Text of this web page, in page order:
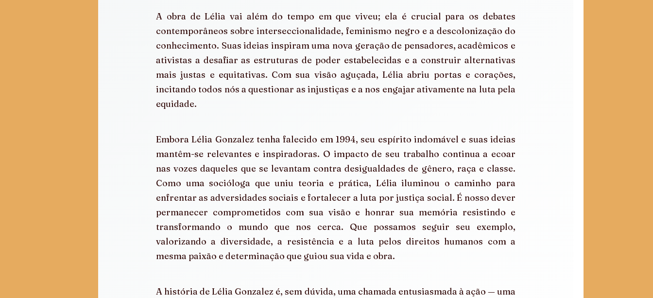
A obra de Lélia vai além do tempo em que viveu; ela é crucial para os debates
contemporâneos sobre interseccionalidade, feminismo negro e a descolonização do
conhecimento. Suas ideias inspiram uma nova geração de pensadores, acadêmicos e
ativistas a desafiar as estruturas de poder estabelecidas e a construir alternativas
mais justas e equitativas. Com sua visão aguçada, Lélia abriu portas e corações,
incitando todos nós a questionar as injustiças e a nos engajar ativamente na luta pela
equidade.
Embora Lélia Gonzalez tenha falecido em 1994, seu espírito indomável e suas ideias
mantêm-se relevantes e inspiradoras. O impacto de seu trabalho continua a ecoar
nas vozes daqueles que se levantam contra desigualdades de gênero, raça e classe.
Como uma socióloga que uniu teoria e prática, Lélia iluminou o caminho para
enfrentar as adversidades sociais e fortalecer a luta por justiça social. É nosso dever
permanecer comprometidos com sua visão e honrar sua memória resistindo e
transformando o mundo que nos cerca. Que possamos seguir seu exemplo,
valorizando a diversidade, a resistência e a luta pelos direitos humanos com a
mesma paixão e determinação que guiou sua vida e obra.
A história de Lélia Gonzalez é, sem dúvida, uma chamada entusiasmada à ação — uma